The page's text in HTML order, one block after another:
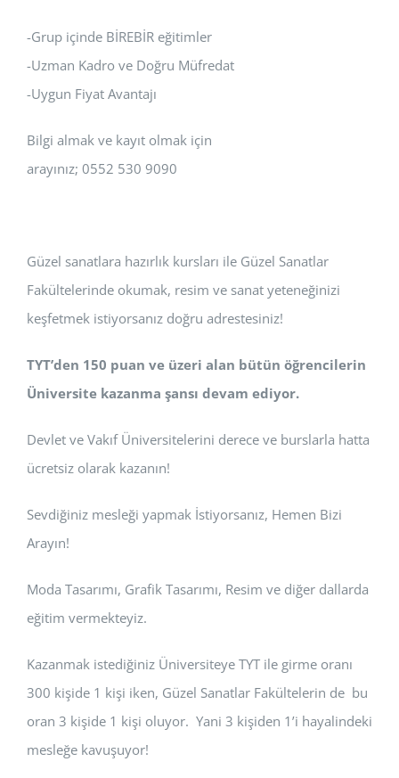
-Grup içinde BİREBİR eğitimler
-Uzman Kadro ve Doğru Müfredat
-Uygun Fiyat Avantajı
Bilgi almak ve kayıt olmak için
arayınız; 0552 530 9090
Güzel sanatlara hazırlık kursları ile Güzel Sanatlar
Fakültelerinde okumak, resim ve sanat yeteneğinizi
keşfetmek istiyorsanız doğru adrestesiniz!
TYT’den 150 puan ve üzeri alan bütün öğrencilerin
Üniversite kazanma şansı devam ediyor.
Devlet ve Vakıf Üniversitelerini derece ve burslarla hatta
ücretsiz olarak kazanın!
Sevdiğiniz mesleği yapmak İstiyorsanız, Hemen Bizi
Arayın!
Moda Tasarımı, Grafik Tasarımı, Resim ve diğer dallarda
eğitim vermekteyiz.
Kazanmak istediğiniz Üniversiteye TYT ile girme oranı
300 kişide 1 kişi iken, Güzel Sanatlar Fakültelerin de bu
oran 3 kişide 1 kişi oluyor. Yani 3 kişiden 1’i hayalindeki
mesleğe kavuşuyor!